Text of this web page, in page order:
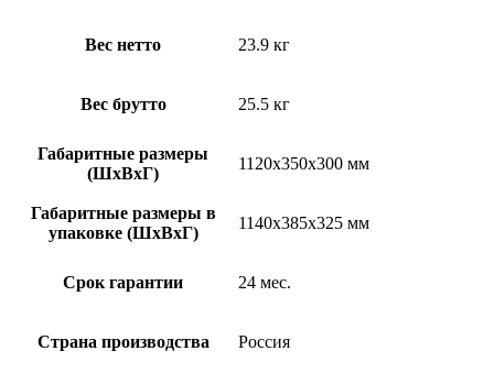
Вес нетто 23.9 кг
Вес брутто 25.5 кг
Габаритные размеры
(ШxВxГ)
1120x350x300 мм
Габаритные размеры в
упаковке (ШxВxГ)
1140x385x325 мм
Срок гарантии 24 мес.
Страна производства Россия